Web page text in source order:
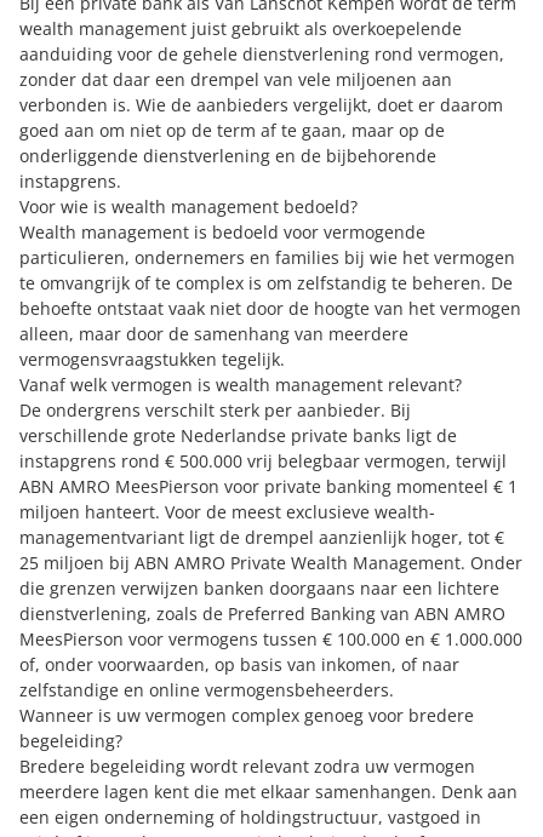
wealth management juist gebruikt als overkoepelende
aanduiding voor de gehele dienstverlening rond vermogen,
zonder dat daar een drempel van vele miljoenen aan
verbonden is. Wie de aanbieders vergelijkt, doet er daarom
goed aan om niet op de term af te gaan, maar op de
onderliggende dienstverlening en de bijbehorende
instapgrens.
Voor wie is wealth management bedoeld?
Wealth management is bedoeld voor vermogende
particulieren, ondernemers en families bij wie het vermogen
te omvangrijk of te complex is om zelfstandig te beheren. De
behoefte ontstaat vaak niet door de hoogte van het vermogen
alleen, maar door de samenhang van meerdere
vermogensvraagstukken tegelijk.
Vanaf welk vermogen is wealth management relevant?
De ondergrens verschilt sterk per aanbieder. Bij
verschillende grote Nederlandse private banks ligt de
instapgrens rond € 500.000 vrij belegbaar vermogen, terwijl
ABN AMRO MeesPierson voor private banking momenteel € 1
miljoen hanteert. Voor de meest exclusieve wealth-
managementvariant ligt de drempel aanzienlijk hoger, tot €
25 miljoen bij ABN AMRO Private Wealth Management. Onder
die grenzen verwijzen banken doorgaans naar een lichtere
dienstverlening, zoals de Preferred Banking van ABN AMRO
MeesPierson voor vermogens tussen € 100.000 en € 1.000.000
of, onder voorwaarden, op basis van inkomen, of naar
zelfstandige en online vermogensbeheerders.
Wanneer is uw vermogen complex genoeg voor bredere
begeleiding?
Bredere begeleiding wordt relevant zodra uw vermogen
meerdere lagen kent die met elkaar samenhangen. Denk aan
een eigen onderneming of holdingstructuur, vastgoed in